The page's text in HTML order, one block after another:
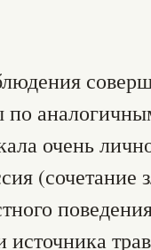
по
очень
(сочетание